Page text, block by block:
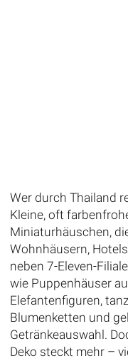
Wer durch Thailand
Kleine, oft
Miniaturhäuschen,
Wohnhäusern,
neben 7-Eleven-
wie Puppenhäuser
Elefantenfiguren,
Blumenketten und
Getränkeauswahl.
Deko steckt mehr –